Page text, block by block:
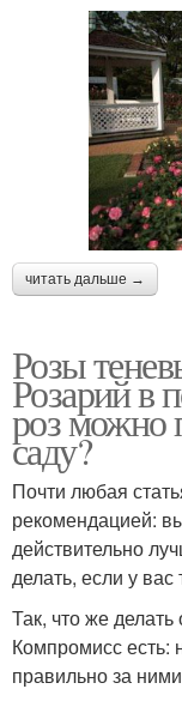
читать дальше →
Розы
Розарий в
роз можно
саду?
Почти любая
рекомендацией:
действительно
делать, если у вас
Так, что же
Компромисс есть:
правильно за